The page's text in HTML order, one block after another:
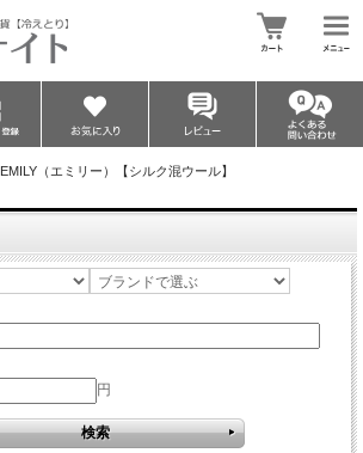
EMILY（エミリー）【シルク混ウール】
円